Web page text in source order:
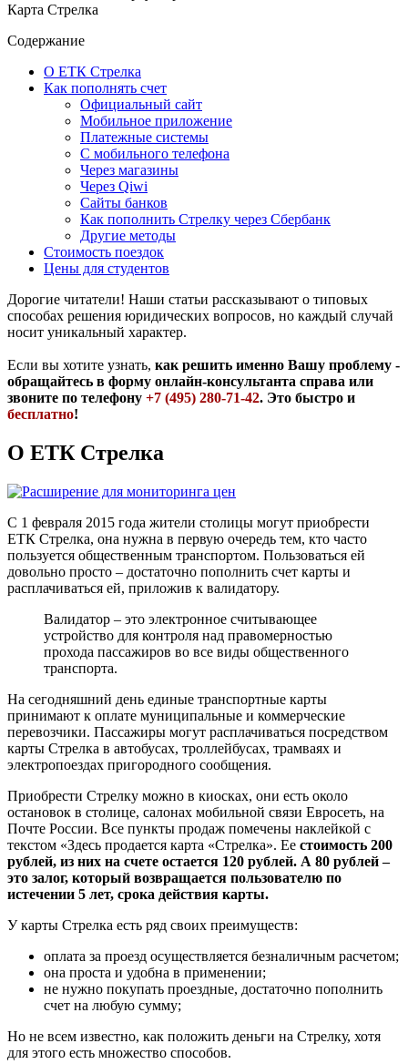
Карта Стрелка
Содержание
О ЕТК Стрелка
Как пополнять счет
Официальный сайт
Мобильное приложение
Платежные системы
С мобильного телефона
Через магазины
Через Qiwi
Сайты банков
Как пополнить Стрелку через Сбербанк
Другие методы
Стоимость поездок
Цены для студентов
Дорогие читатели! Наши статьи рассказывают о типовых
способах решения юридических вопросов, но каждый случай
носит уникальный характер.
Если вы хотите узнать, как решить именно Вашу проблему -
обращайтесь в форму онлайн-консультанта справа или
звоните по телефону +7 (495) 280-71-42. Это быстро и
бесплатно!
О ЕТК Стрелка
С 1 февраля 2015 года жители столицы могут приобрести
ЕТК Стрелка, она нужна в первую очередь тем, кто часто
пользуется общественным транспортом. Пользоваться ей
довольно просто – достаточно пополнить счет карты и
расплачиваться ей, приложив к валидатору.
Валидатор – это электронное считывающее
устройство для контроля над правомерностью
прохода пассажиров во все виды общественного
транспорта.
На сегодняшний день единые транспортные карты
принимают к оплате муниципальные и коммерческие
перевозчики. Пассажиры могут расплачиваться посредством
карты Стрелка в автобусах, троллейбусах, трамваях и
электропоездах пригородного сообщения.
Приобрести Стрелку можно в киосках, они есть около
остановок в столице, салонах мобильной связи Евросеть, на
Почте России. Все пункты продаж помечены наклейкой с
текстом «Здесь продается карта «Стрелка». Ее стоимость 200
рублей, из них на счете остается 120 рублей. А 80 рублей –
это залог, который возвращается пользователю по
истечении 5 лет, срока действия карты.
У карты Стрелка есть ряд своих преимуществ:
оплата за проезд осуществляется безналичным расчетом;
она проста и удобна в применении;
не нужно покупать проездные, достаточно пополнить
счет на любую сумму;
Но не всем известно, как положить деньги на Стрелку, хотя
для этого есть множество способов.